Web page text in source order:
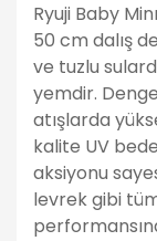
Ryuji Baby
50 cm dalış
ve tuzlu
yemdir.
atışlarda
kalite UV
aksiyonu
levrek gibi